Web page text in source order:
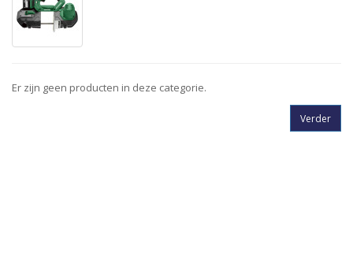
Er zijn geen producten in deze categorie.
Verder